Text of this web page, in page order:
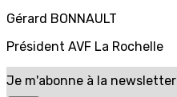
Gérard BONNAULT
Président AVF La Rochelle
Je m'abonne à la newsletter